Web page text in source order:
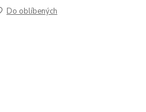
Do oblíbených